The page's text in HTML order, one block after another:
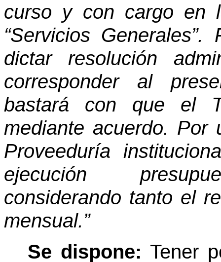
curso y con cargo en
“Servicios
dictar resolución
corresponder al
bastará con que el
mediante acuerdo. Por
Proveeduría
ejecución
considerando tanto el
mensual.”
Se dispone:Tener